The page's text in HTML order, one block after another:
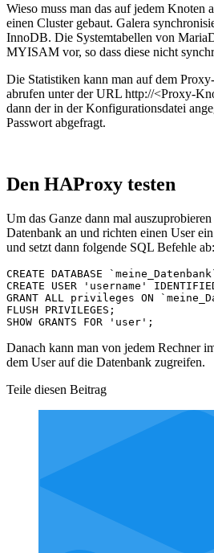
Wieso muss man das auf jedem Knoten
einen Cluster gebaut. Galera
InnoDB. Die Systemtabellen von
MYISAM vor, so dass diese nicht
Die Statistiken kann man auf dem
abrufen unter der URL http://<Proxy-
dann der in der Konfigurationsdatei
Passwort abgefragt.
Den HAProxy testen
Um das Ganze dann mal
Datenbank an und richten einen User
und setzt dann folgende SQL Befehle ab:
CREATE DATABASE
CREATE USER 'username'
GRANT ALL privileges ON
FLUSH PRIVILEGES;
Danach kann man von jedem Rechner
dem User auf die Datenbank zugreifen.
Teile diesen Beitrag